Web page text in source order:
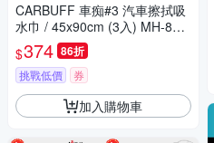
CARBUFF 車痴#3 汽車擦拭吸
水巾 / 45x90cm (3入) MH-832
$374 86折
挑戰低價 券
加入購物車